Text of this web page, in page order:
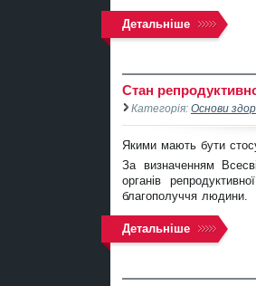
Детальніше
Стан
Категорія: Основи
Якими мають бути
За визначенням
органів
благополуччя людини.
Детальніше